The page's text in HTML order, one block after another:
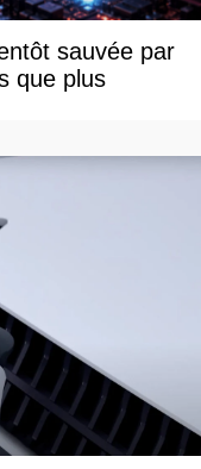
sauvée par
que plus